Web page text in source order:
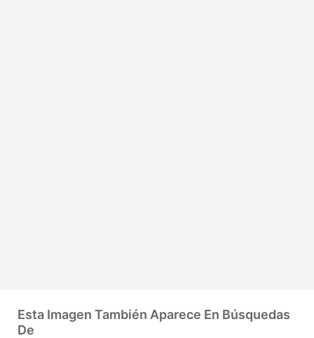
Esta Imagen También Aparece En Búsquedas
De